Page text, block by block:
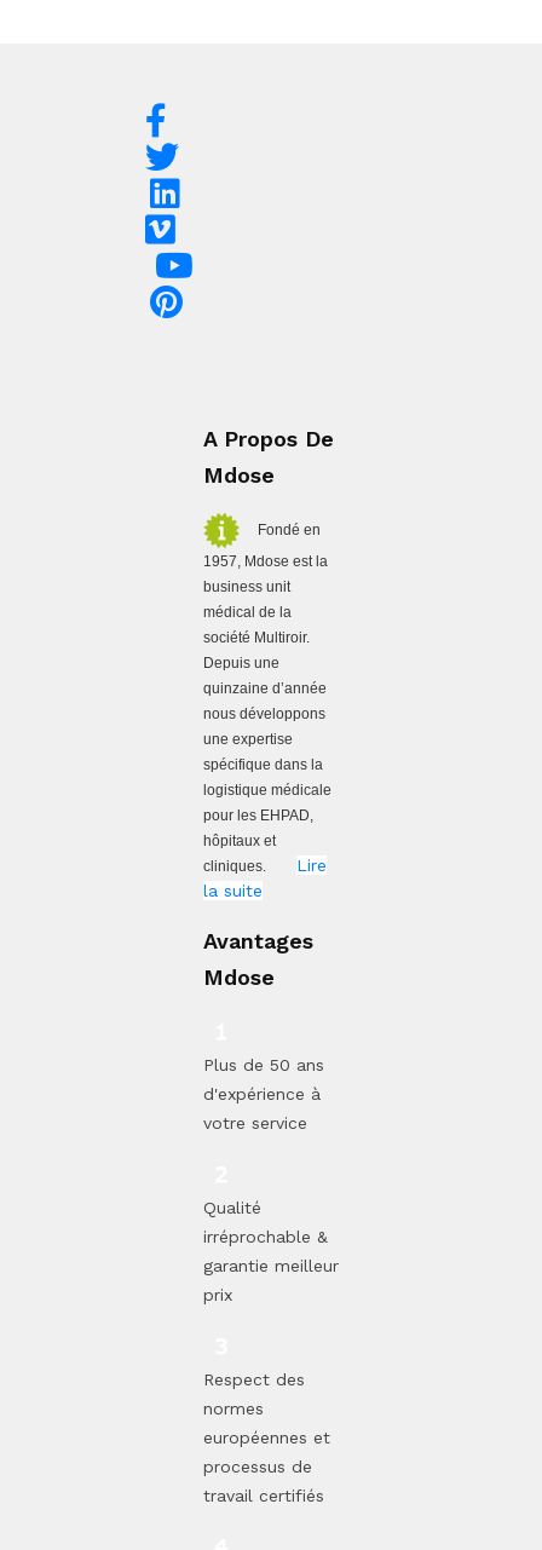
A Propos De
Mdose
Fondé en
1957, Mdose est la
business unit
médical de la
société Multiroir.
Depuis une
quinzaine d’année
nous développons
une expertise
spécifique dans la
logistique médicale
pour les EHPAD,
hôpitaux et
cliniques.
Lire
la suite
Avantages
Mdose
Plus de 50 ans
d'expérience à
votre service
Qualité
irréprochable &
garantie meilleur
prix
Respect des
normes
européennes et
processus de
travail certifiés